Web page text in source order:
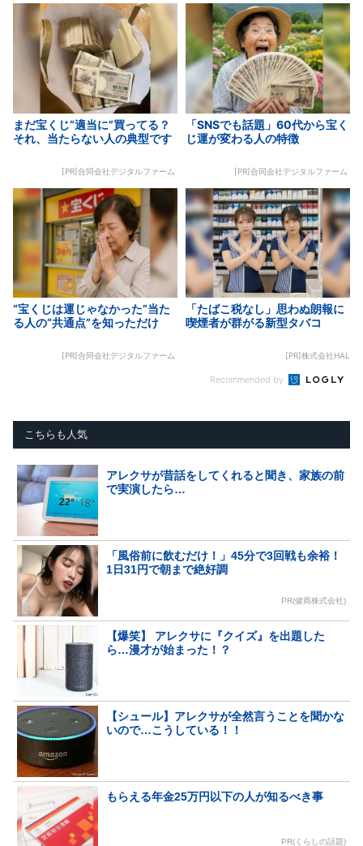
まだ宝くじ“適当に”買ってる？
それ、当たらない人の典型です
[PR]合同会社デジタルファーム
「SNSでも話題」60代から宝く
じ運が変わる人の特徴
[PR]合同会社デジタルファーム
“宝くじは運じゃなかった”当た
る人の“共通点”を知っただけ
[PR]合同会社デジタルファーム
「たばこ税なし」思わぬ朗報に
喫煙者が群がる新型タバコ
[PR]株式会社HAL
Recommended by
こちらも人気
アレクサが昔話をしてくれると聞き、家族の前
で実演したら…
「風俗前に飲むだけ！」45分で3回戦も余裕！
1日31円で朝まで絶好調
PR(健商株式会社)
【爆笑】 アレクサに『クイズ』を出題した
ら…漫才が始まった！？
【シュール】アレクサが全然言うことを聞かな
いので…こうしている！！
もらえる年金25万円以下の人が知るべき事
PR(くらしの話題)